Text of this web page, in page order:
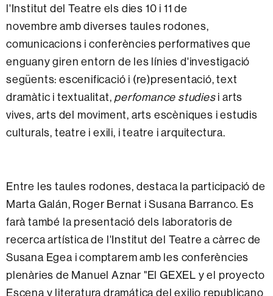
l'Institut del Teatre els dies 10 i 11 de
novembre amb diverses taules rodones,
comunicacions i conferències performatives que
enguany giren entorn de les línies d'investigació
següents: escenificació i (re)presentació, text
dramàtic i textualitat, perfomance studiesi arts
vives, arts del moviment, arts escèniques i estudis
culturals, teatre i exili, i teatre i arquitectura.
Entre les taules rodones, destaca la participació de
Marta Galán, Roger Bernat i Susana Barranco. Es
farà també la presentació dels laboratoris de
recerca artística de l'Institut del Teatre a càrrec de
Susana Egea i comptarem amb les conferències
plenàries de Manuel Aznar "El GEXEL y el proyecto
Escena y literatura dramática del exilio republicano